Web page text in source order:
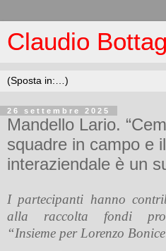
Claudio
26 settembre 2025
Mandello Lario.
squadre in campo e
interaziendale è un
I partecipanti hanno
alla raccolta fondi
“Insieme per Lorenzo